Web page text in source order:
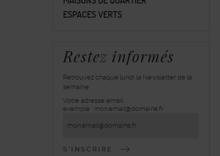
ESPACES VERTS
Restez informés
Retrouvez chaque lundi la Newsletter de la
semaine.
inscrivez-
vous
lettre
Votre adresse email
exemple : mon.email@domaine.fr